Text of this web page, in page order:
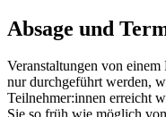
Absage und
Veranstaltungen von
nur durchgeführt werden,
Teilnehmer:innen erreicht